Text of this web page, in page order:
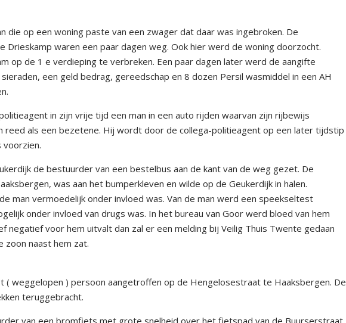
die op een woning paste van een zwager dat daar was ingebroken. De
Drieskamp waren een paar dagen weg. Ook hier werd de woning doorzocht.
op de 1 e verdieping te verbreken. Een paar dagen later werd de aangifte
een geld bedrag, gereedschap en 8 dozen Persil wasmiddel in een AH
in zijn vrije tijd een man in een auto rijden waarvan zijn rijbewijs
reed als een bezetene. Hij wordt door de collega-politieagent op een later tijdstip
voorzien.
de bestuurder van een bestelbus aan de kant van de weg gezet. De
was aan het bumperkleven en wilde op de Geukerdijk in halen.
man vermoedelijk onder invloed was. Van de man werd een speekseltest
onder invloed van drugs was. In het bureau van Goor werd bloed van hem
negatief voor hem uitvalt dan zal er een melding bij Veilig Thuis Twente gedaan
zoon naast hem zat.
( weggelopen ) persoon aangetroffen op de Hengelosestraat te Haaksbergen. De
teruggebracht.